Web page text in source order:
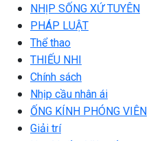
NHỊP SỐNG XỨ TUYÊN
PHÁP LUẬT
Thể thao
THIẾU NHI
Chính sách
Nhịp cầu nhân ái
ỐNG KÍNH PHÓNG VIÊN
Giải trí